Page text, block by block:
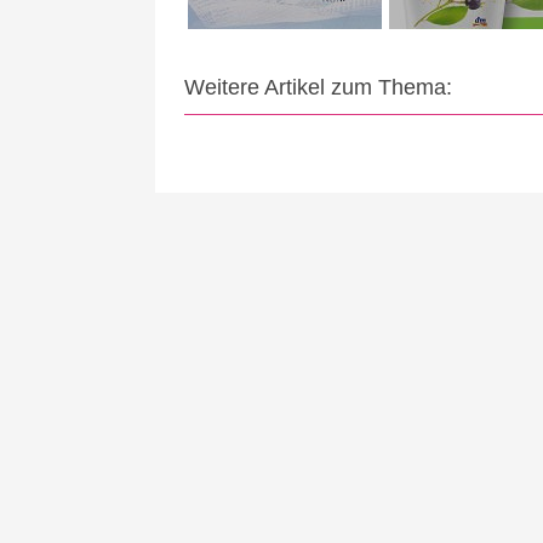
Weitere Artikel zum Thema: